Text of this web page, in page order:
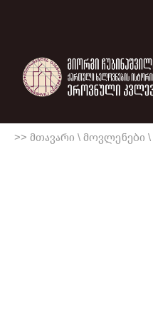
>> მთავარი \ მოვლენები \